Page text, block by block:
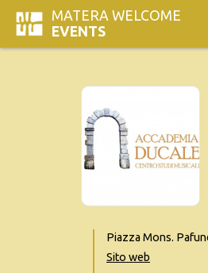
MATERA WELCOME
EVENTS
Piazza Mons.
Sito web